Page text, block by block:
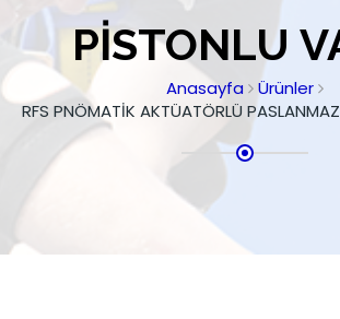
PİSTONLU
Anasayfa
Ürünler
RFS PNÖMATİK AKTÜATÖRLÜ